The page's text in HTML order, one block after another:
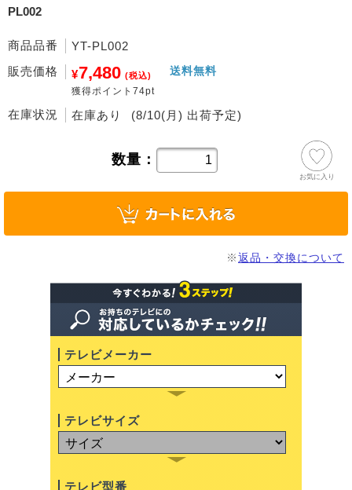
PL002
商品品番
YT-PL002
販売価格
¥7,480 (税込)
獲得ポイント74pt
送料無料
在庫状況 在庫あり (8/10(月) 出荷予定)
数量：
お気に入り
※返品・交換について
テレビメーカー
テレビサイズ
テレビ型番